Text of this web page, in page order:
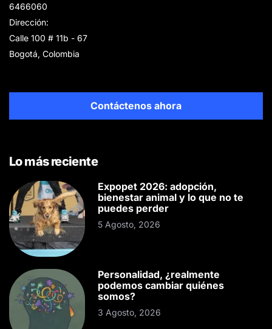
6466060
Dirección:
Calle 100 # 11b - 67
Bogotá, Colombia
Contáctenos ahora
Lo más reciente
Expopet 2026: adopción,
bienestar animal y lo que no te
puedes perder
5 Agosto, 2026
Personalidad, ¿realmente
podemos cambiar quiénes
somos?
3 Agosto, 2026